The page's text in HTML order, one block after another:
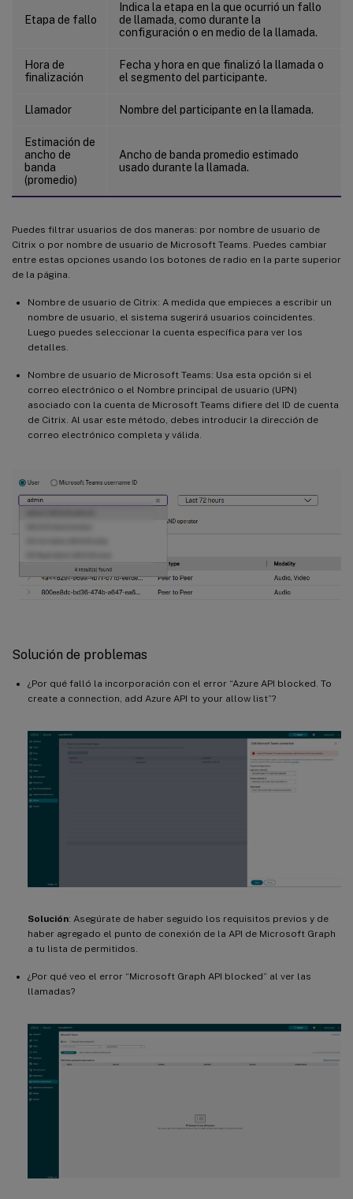
Etapa de fallo
Indica la etapa en la que ocurrió un fallo
de llamada, como durante la
configuración o en medio de la llamada.
Hora de
finalización
Fecha y hora en que finalizó la llamada o
el segmento del participante.
Llamador Nombre del participante en la llamada.
Estimación de
ancho de
banda
(promedio)
Ancho de banda promedio estimado
usado durante la llamada.
Puedes filtrar usuarios de dos maneras: por nombre de usuario de
Citrix o por nombre de usuario de Microsoft Teams. Puedes cambiar
entre estas opciones usando los botones de radio en la parte superior
de la página.
Nombre de usuario de Citrix: A medida que empieces a escribir un
nombre de usuario, el sistema sugerirá usuarios coincidentes.
Luego puedes seleccionar la cuenta específica para ver los
detalles.
Nombre de usuario de Microsoft Teams: Usa esta opción si el
correo electrónico o el Nombre principal de usuario (UPN)
asociado con la cuenta de Microsoft Teams difiere del ID de cuenta
de Citrix. Al usar este método, debes introducir la dirección de
correo electrónico completa y válida.
Solución de problemas
¿Por qué falló la incorporación con el error “Azure API blocked. To
create a connection, add Azure API to your allow list”?
Solución: Asegúrate de haber seguido los requisitos previos y de
haber agregado el punto de conexión de la API de Microsoft Graph
a tu lista de permitidos.
¿Por qué veo el error “Microsoft Graph API blocked” al ver las
llamadas?